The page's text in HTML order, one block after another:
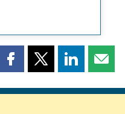
Partager
page
Partager
page
Partager
page page